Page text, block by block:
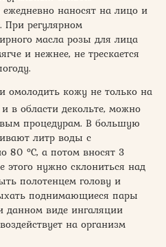
наносят на лицо и
При регулярном
масла розы для лица
и нежнее, не трескается
омолодить кожу не только на
в области декольте, можно
процедурам. В большую
литр воды с
80 °С, а потом вносят 3
этого нужно склониться над
полотенцем голову и
поднимающиеся пары
данном виде ингаляции
на организм